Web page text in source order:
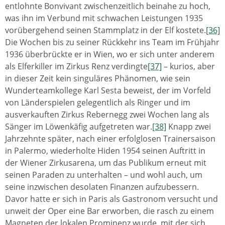
entlohnte Bonvivant zwischenzeitlich beinahe zu hoch,
was ihn im Verbund mit schwachen Leistungen 1935
vorübergehend seinen Stammplatz in der Elf kostete.[36]
Die Wochen bis zu seiner Rückkehr ins Team im Frühjahr
1936 überbrückte er in Wien, wo er sich unter anderem
als Elferkiller im Zirkus Renz verdingte[37] – kurios, aber
in dieser Zeit kein singuläres Phänomen, wie sein
Wunderteamkollege Karl Sesta beweist, der im Vorfeld
von Länderspielen gelegentlich als Ringer und im
ausverkauften Zirkus Rebernegg zwei Wochen lang als
Sänger im Löwenkäfig aufgetreten war.[38] Knapp zwei
Jahrzehnte später, nach einer erfolglosen Trainersaison
in Palermo, wiederholte Hiden 1954 seinen Auftritt in
der Wiener Zirkusarena, um das Publikum erneut mit
seinen Paraden zu unterhalten – und wohl auch, um
seine inzwischen desolaten Finanzen aufzubessern.
Davor hatte er sich in Paris als Gastronom versucht und
unweit der Oper eine Bar erworben, die rasch zu einem
Magneten der lokalen Prominenz wurde, mit der sich